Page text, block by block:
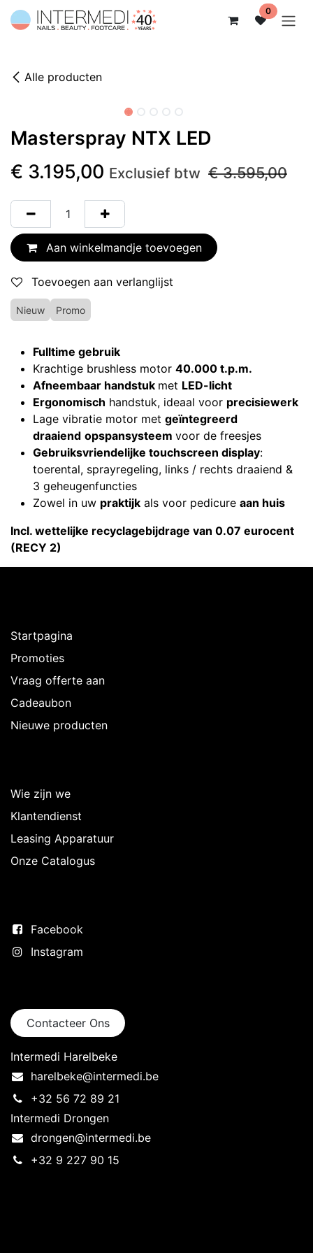
Overslaan naar inhoud 0
Alle producten
Masterspray NTX LED
Fulltime gebruik
Krachtige brushless motor 40.000 t.p.m.
Afneembaar handstuk met LED-licht
Ergonomisch handstuk, ideaal voor precisiewerk
Lage vibratie motor met geïntegreerd
draaiend opspansysteem voor de freesjes
Gebruiksvriendelijke touchscreen display:
toerental, sprayregeling, links / rechts draaiend &
3 geheugenfuncties
Zowel in uw praktijk als voor pedicure aan huis
Incl. wettelijke recyclagebijdrage van 0.07 eurocent
(RECY 2)
€ 3.195,00 Exclusief btw €3.595,00
Aan winkelmandje toevoegen
Toevoegen aan verlanglijst
Nieuw Promo
Startpagina
Promoties
Vraag offerte aan
Cadeaubon
Nieuwe producten
Wie zijn we
Klantendienst
Leasing Apparatuur
Onze Catalogus
Facebook
Instagram
Contacteer Ons
Intermedi Harelbeke
harelbeke@intermedi.be
+32 56 72 89 21
Intermedi Drongen
drongen@intermedi.be
+32 9 227 90 15